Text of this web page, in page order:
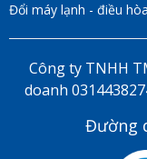
Đổi máy lạnh - điều
Công ty TNHH
doanh
Đường